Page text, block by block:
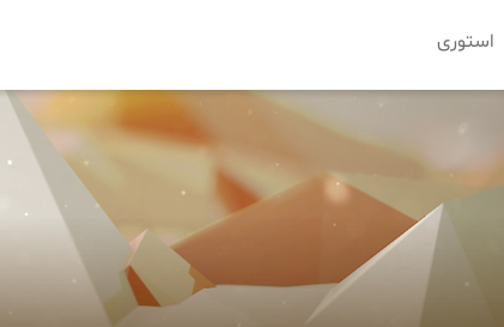
استوری